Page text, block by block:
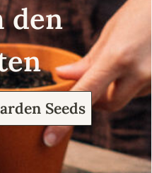
den
Seeds